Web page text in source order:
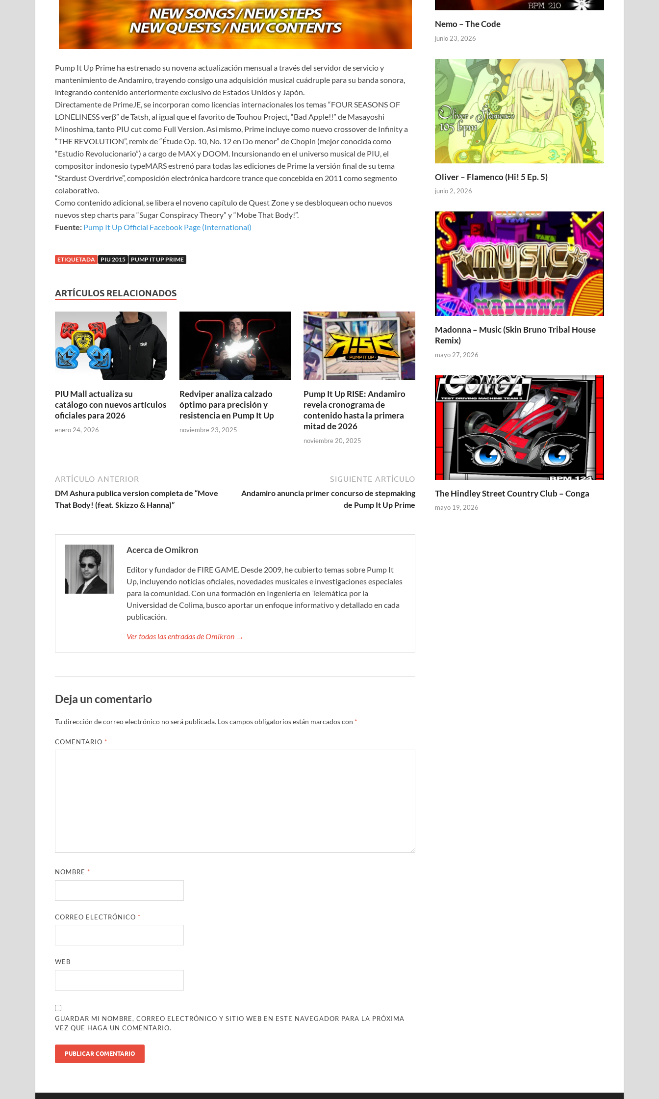
Pump It Up Prime ha estrenado su novena actualización mensual a través del servidor de servicio y
mantenimiento de Andamiro, trayendo consigo una adquisición musical cuádruple para su banda sonora,
integrando contenido anteriormente exclusivo de Estados Unidos y Japón.
Directamente de PrimeJE, se incorporan como licencias internacionales los temas “FOUR SEASONS OF
LONELINESS verβ” de Tatsh, al igual que el favorito de Touhou Project, “Bad Apple!!” de Masayoshi
Minoshima, tanto PIU cut como Full Version. Así mismo, Prime incluye como nuevo crossover de Infinity a
“THE REVOLUTION”, remix de “Étude Op. 10, No. 12 en Do menor” de Chopin (mejor conocida como
“Estudio Revolucionario”) a cargo de MAX y DOOM. Incursionando en el universo musical de PIU, el
compositor indonesio typeMARS estrenó para todas las ediciones de Prime la versión final de su tema
“Stardust Overdrive”, composición electrónica hardcore trance que concebida en 2011 como segmento
colaborativo.
Como contenido adicional, se libera el noveno capítulo de Quest Zone y se desbloquean ocho nuevos
nuevos step charts para “Sugar Conspiracy Theory” y “Mobe That Body!”.
Fuente: Pump It Up Official Facebook Page (International)
ETIQUETADA PIU 2015 PUMP IT UP PRIME
ARTÍCULOS RELACIONADOS
PIU Mall actualiza su
catálogo con nuevos artículos
oficiales para 2026
enero 24, 2026
Redviper analiza calzado
óptimo para precisión y
resistencia en Pump It Up
noviembre 23, 2025
Pump It Up RISE: Andamiro
revela cronograma de
contenido hasta la primera
mitad de 2026
noviembre 20, 2025
ARTÍCULO ANTERIOR
DM Ashura publica version completa de “Move
That Body! (feat. Skizzo & Hanna)”
SIGUIENTE ARTÍCULO
Andamiro anuncia primer concurso de stepmaking
de Pump It Up Prime
Acerca de Omikron
Editor y fundador de FIRE GAME. Desde 2009, he cubierto temas sobre Pump It
Up, incluyendo noticias oficiales, novedades musicales e investigaciones especiales
para la comunidad. Con una formación en Ingeniería en Telemática por la
Universidad de Colima, busco aportar un enfoque informativo y detallado en cada
publicación.
Ver todas las entradas de Omikron →
Deja un comentario
Tu dirección de correo electrónico no será publicada. Los campos obligatorios están marcados con *
COMENTARIO *
NOMBRE *
CORREO ELECTRÓNICO *
WEB
GUARDAR MI NOMBRE, CORREO ELECTRÓNICO Y SITIO WEB EN ESTE NAVEGADOR PARA LA PRÓXIMA
VEZ QUE HAGA UN COMENTARIO.
Nemo – The Code
junio 23, 2026
Oliver – Flamenco (Hi! 5 Ep. 5)
junio 2, 2026
Madonna – Music (Skin Bruno Tribal House
Remix)
mayo 27, 2026
The Hindley Street Country Club – Conga
mayo 19, 2026